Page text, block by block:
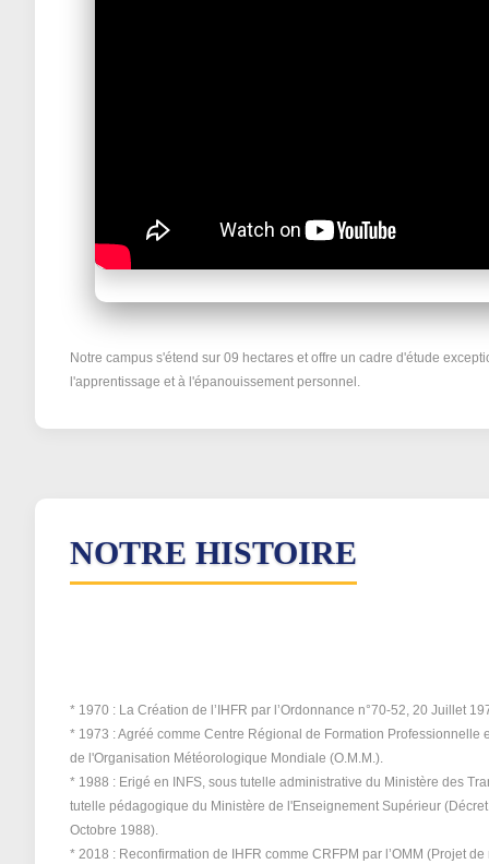
Notre campus s'étend sur 09 hectares et offre un cadre d'étude
l'apprentissage et à l'épanouissement personnel.
NOTRE HISTOIRE
* 1970 : La Création de l’IHFR par l’Ordonnance n°70-52, 20 Juillet
* 1973 : Agréé comme Centre Régional de Formation Professionnelle
de l'Organisation Météorologique Mondiale (O.M.M.).
* 1988 : Erigé en INFS, sous tutelle administrative du Ministère des
tutelle pédagogique du Ministère de l'Enseignement Supérieur
Octobre 1988).
* 2018 : Reconfirmation de IHFR comme CRFPM par l’OMM (Projet